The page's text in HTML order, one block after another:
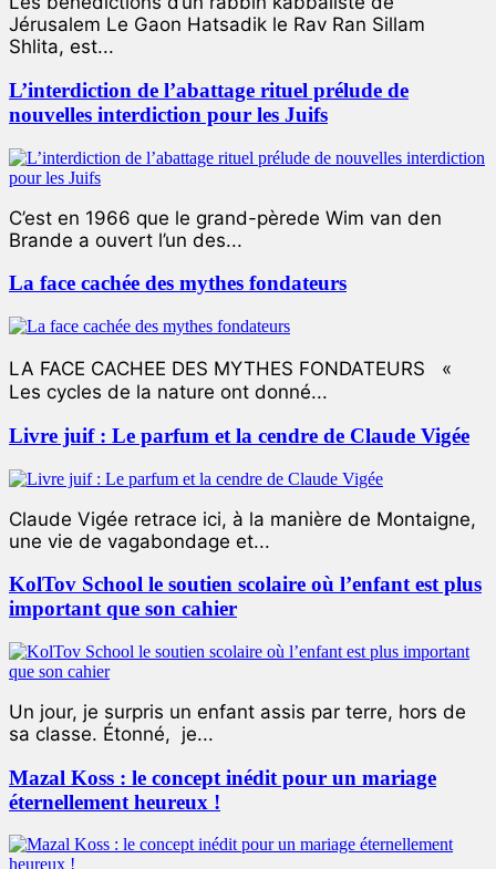
Jérusalem Le Gaon Hatsadik le Rav Ran Sillam
Shlita, est...
L’interdiction de l’abattage rituel prélude de
nouvelles interdiction pour les Juifs
C’est en 1966 que le grand-pèrede Wim van den
Brande a ouvert l’un des...
La face cachée des mythes fondateurs
LA FACE CACHEE DES MYTHES FONDATEURS «
Les cycles de la nature ont donné...
Livre juif : Le parfum et la cendre de Claude Vigée
Claude Vigée retrace ici, à la manière de Montaigne,
une vie de vagabondage et...
KolTov School le soutien scolaire où l’enfant est plus
important que son cahier
Un jour, je surpris un enfant assis par terre, hors de
sa classe. Étonné, je...
Mazal Koss : le concept inédit pour un mariage
éternellement heureux !